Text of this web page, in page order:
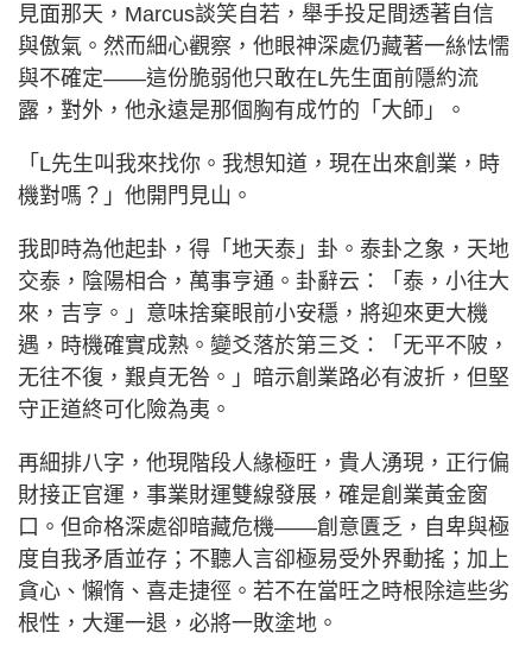
見面那天，Marcus談笑自若，舉手投足間透著自信
與傲氣。然而細心觀察，他眼神深處仍藏著一絲怯懦
與不確定——這份脆弱他只敢在L先生面前隱約流
露，對外，他永遠是那個胸有成竹的「大師」。
「L先生叫我來找你。我想知道，現在出來創業，時
機對嗎？」他開門見山。
我即時為他起卦，得「地天泰」卦。泰卦之象，天地
交泰，陰陽相合，萬事亨通。卦辭云：「泰，小往大
來，吉亨。」意味捨棄眼前小安穩，將迎來更大機
遇，時機確實成熟。變爻落於第三爻：「无平不陂，
无往不復，艱貞无咎。」暗示創業路必有波折，但堅
守正道終可化險為夷。
再細排八字，他現階段人緣極旺，貴人湧現，正行偏
財接正官運，事業財運雙線發展，確是創業黃金窗
口。但命格深處卻暗藏危機——創意匱乏，自卑與極
度自我矛盾並存；不聽人言卻極易受外界動搖；加上
貪心、懶惰、喜走捷徑。若不在當旺之時根除這些劣
根性，大運一退，必將一敗塗地。